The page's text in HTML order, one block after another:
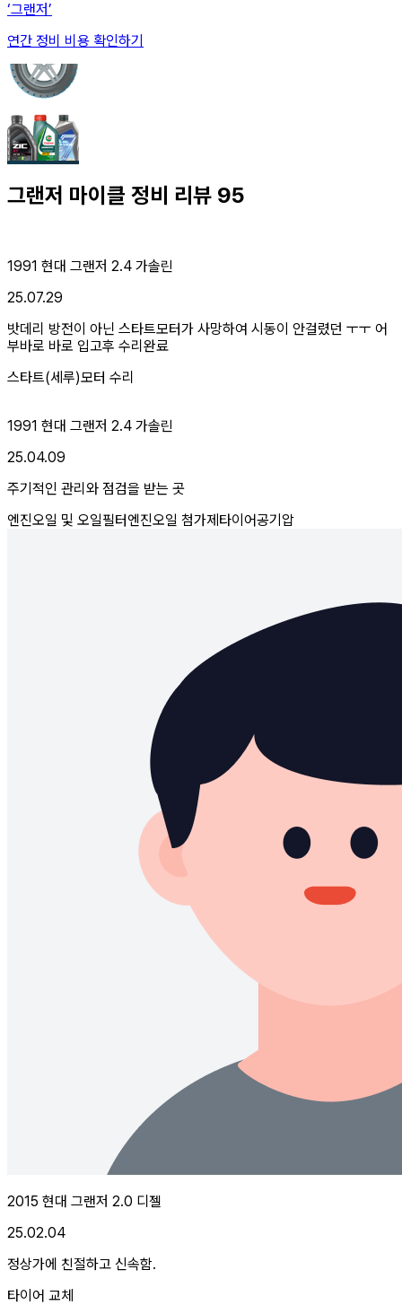
‘그랜저’
연간 정비 비용 확인하기
그랜저 마이클 정비 리뷰 95
1991 현대 그랜저 2.4 가솔린
25.07.29
밧데리 방전이 아닌 스타트모터가 사망하여 시동이 안걸렸던 ㅜㅜ 어
부바로 바로 입고후 수리완료
스타트(세루)모터 수리
1991 현대 그랜저 2.4 가솔린
25.04.09
주기적인 관리와 점검을 받는 곳
엔진오일 및 오일필터엔진오일 첨가제타이어공기압
2015 현대 그랜저 2.0 디젤
25.02.04
정상가에 친절하고 신속함.
타이어 교체